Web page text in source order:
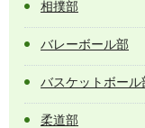
相撲部
バレーボール部
バスケットボール
柔道部